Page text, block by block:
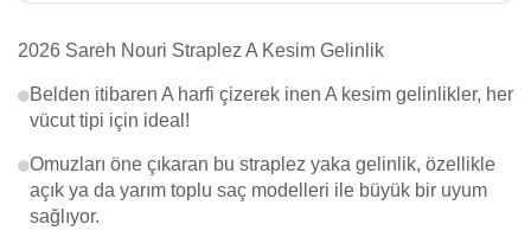
2026 Sareh Nouri Straplez A Kesim Gelinlik
Belden itibaren A harfi çizerek inen A kesim gelinlikler, her
vücut tipi için ideal!
Omuzları öne çıkaran bu straplez yaka gelinlik, özellikle
açık ya da yarım toplu saç modelleri ile büyük bir uyum
sağlıyor.